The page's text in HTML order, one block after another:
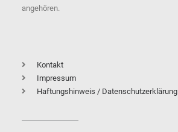
angehören.
Kontakt
Impressum
Haftungshinweis / Datenschutzerklärung